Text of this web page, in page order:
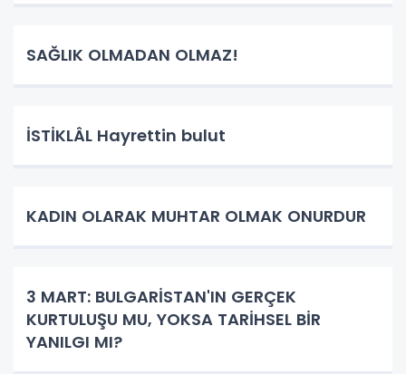
SAĞLIK OLMADAN OLMAZ!
İSTİKLÂL Hayrettin bulut
KADIN OLARAK MUHTAR OLMAK ONURDUR
3 MART: BULGARİSTAN'IN GERÇEK
KURTULUŞU MU, YOKSA TARİHSEL BİR
YANILGI MI?